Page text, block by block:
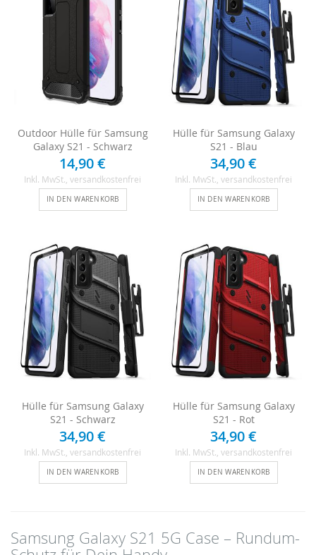
Outdoor Hülle für Samsung
Galaxy S21 - Schwarz
14,90 €
Inkl. MwSt. , versandkostenfrei
IN DEN WARENKORB
Hülle für Samsung Galaxy
S21 - Blau
34,90 €
Inkl. MwSt. , versandkostenfrei
IN DEN WARENKORB
Hülle für Samsung Galaxy
S21 - Schwarz
34,90 €
Inkl. MwSt. , versandkostenfrei
IN DEN WARENKORB
Hülle für Samsung Galaxy
S21 - Rot
34,90 €
Inkl. MwSt. , versandkostenfrei
IN DEN WARENKORB
Samsung Galaxy S21 5G Case – Rundum-